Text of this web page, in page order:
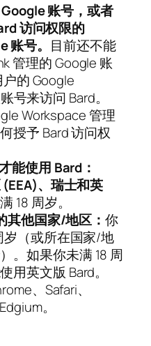
账号，或者
访问权限的
账号。 目前还不能
管理的 Google 账
的 Google
号来访问 Bard。
Workspace 管理
授予 Bard 访问权
能使用 Bard：
、瑞士和英
18 周岁。
其他国家/地区：你
岁（或所在国家/地
。如果你未满 18 周
用英文版 Bard。
、Safari、
。